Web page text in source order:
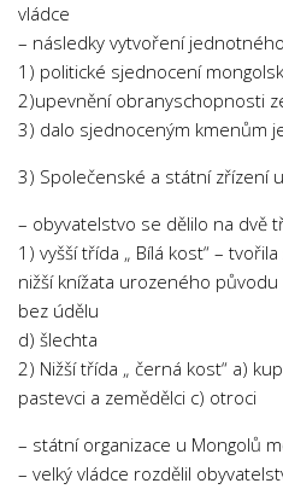
vládce
– následky vytvoření
1) politické sjednocení
2)upevnění obranyschopnosti
3) dalo sjednoceným kmenům
3) Společenské a státní zřízení
– obyvatelstvo se dělilo na dvě
1) vyšší třída „ Bílá kost“ –
nižší knížata urozeného
bez údělu
d) šlechta
2) Nižší třída „ černá kost“ a)
pastevci a zemědělci c) otroci
– státní organizace u Mongolů
– velký vládce rozdělil